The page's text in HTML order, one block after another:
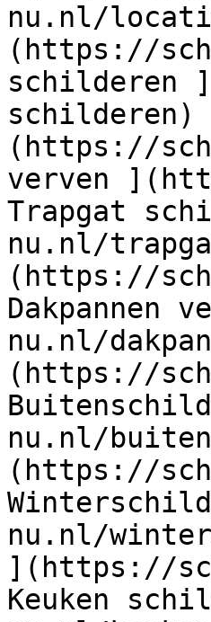
nu.nl/
(https://
schilderen
schilderen)
(https://
verven
Trapgat
nu.nl/
(https://
nu.nl/
(https://
nu.nl/
(https://
nu.nl/
](https://
Keuken